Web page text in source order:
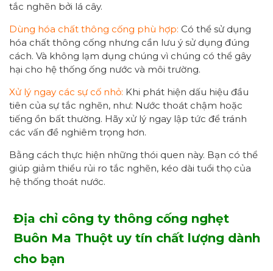
tắc nghẽn bởi lá cây.
Dùng hóa chất thông cống phù hợp: Có thể sử dụng
hóa chất thông cống nhưng cần lưu ý sử dụng đúng
cách. Và không lạm dụng chúng vì chúng có thể gây
hại cho hệ thống ống nước và môi trường.
Xử lý ngay các sự cố nhỏ: Khi phát hiện dấu hiệu đầu
tiên của sự tắc nghẽn, như: Nước thoát chậm hoặc
tiếng ồn bất thường. Hãy xử lý ngay lập tức để tránh
các vấn đề nghiêm trọng hơn.
Bằng cách thực hiện những thói quen này. Bạn có thể
giúp giảm thiểu rủi ro tắc nghẽn, kéo dài tuổi thọ của
hệ thống thoát nước.
Địa chỉ công ty thông cống nghẹt
Buôn Ma Thuột uy tín chất lượng dành
cho bạn